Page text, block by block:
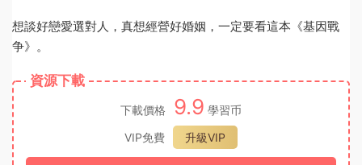
想談好戀愛選對人，真想經營好婚姻，一定要看這本《基因戰
争》。
資源下載
下載價格 9.9 學習币
VIP免費
升級VIP